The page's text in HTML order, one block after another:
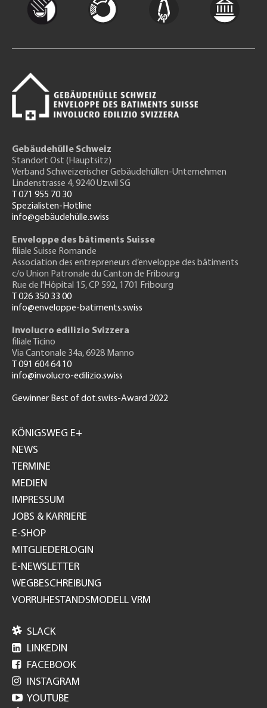
Gebäudehülle Schweiz
Standort Ost (Hauptsitz)
Verband Schweizerischer Gebäudehüllen-Unternehmen
Lindenstrasse 4, 9240 Uzwil SG
T 071 955 70 30
Spezialisten-Hotline
info@gebäudehülle.swiss
Enveloppe des bâtiments Suisse
filiale Suisse Romande
Association des entrepreneurs d’enveloppe des bâtiments
c/o Union Patronale du Canton de Fribourg
Rue de l'Hôpital 15, CP 592, 1701 Fribourg
T 026 350 33 00
info@enveloppe-batiments.swiss
Involucro edilizio Svizzera
filiale Ticino
Via Cantonale 34a, 6928 Manno
T 091 604 64 10
info@involucro-edilizio.swiss
Gewinner Best of dot.swiss-Award 2022
GH
KÖNIGSWEG E+
NEWS
TERMINE
MEDIEN
IMPRESSUM
JOBS & KARRIERE
E-SHOP
MITGLIEDERLOGIN
E-NEWSLETTER
WEGBESCHREIBUNG
VORRUHESTANDSMODELL VRM
 SLACK
 LINKEDIN
 FACEBOOK
 INSTAGRAM
 YOUTUBE